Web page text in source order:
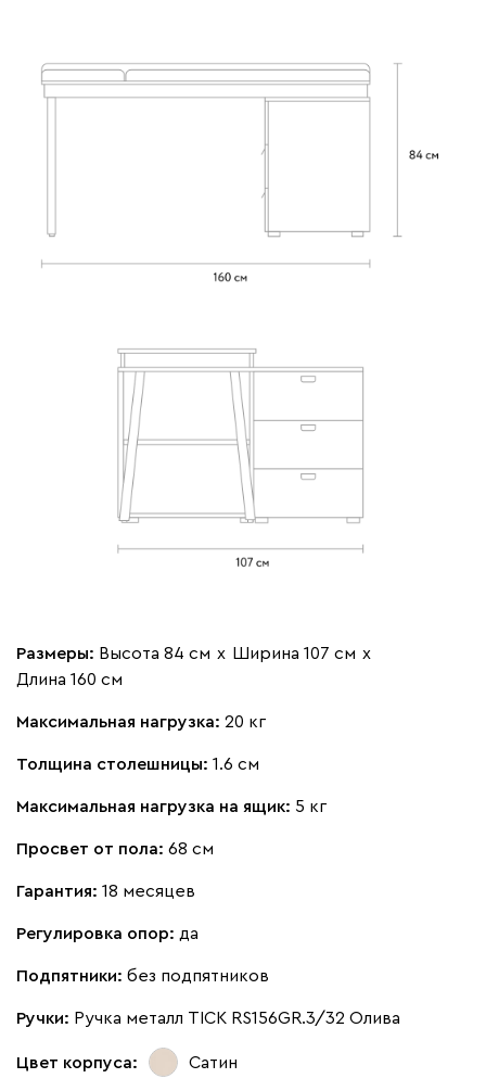
Размеры: Высота 84 см х Ширина 107 см х
Длина 160 см
Максимальная нагрузка: 20 кг
Толщина столешницы: 1.6 см
Максимальная нагрузка на ящик: 5 кг
Просвет от пола: 68 см
Гарантия: 18 месяцев
Регулировка опор: да
Подпятники: без подпятников
Ручки: Ручка металл TICK RS156GR.3/32 Олива
Цвет корпуса: Сатин